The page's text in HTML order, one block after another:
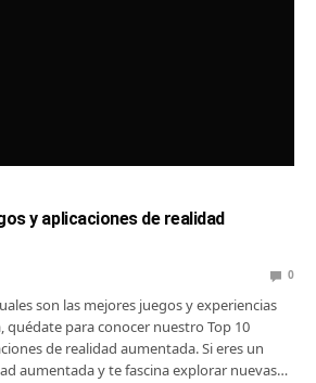
y aplicaciones de realidad
0
son las mejores juegos y experiencias
quédate para conocer nuestro Top 10
de realidad aumentada. Si eres un
aumentada y te fascina explorar nuevas…